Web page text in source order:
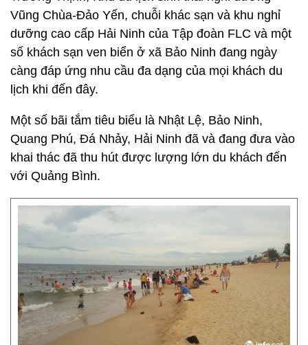
Vũng Chùa-Đảo Yến, chuỗi khác sạn và khu nghỉ
dưỡng cao cấp Hải Ninh của Tập đoàn FLC và một
số khách sạn ven biển ở xã Bảo Ninh đang ngày
càng đáp ứng nhu cầu đa dạng của mọi khách du
lịch khi đến đây.
Một số bãi tắm tiêu biểu là Nhật Lệ, Bảo Ninh,
Quang Phú, Đá Nhảy, Hải Ninh đã và đang đưa vào
khai thác đã thu hút được lượng lớn du khách đến
với Quảng Bình.